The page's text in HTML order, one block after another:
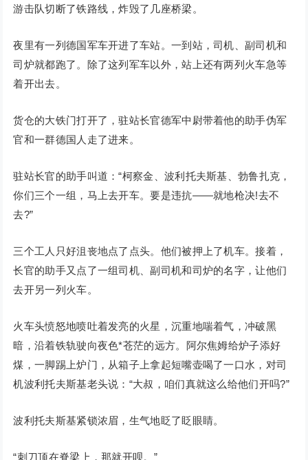
游击队切断了铁路线，炸毁了几座桥梁。
夜里有一列德国军车开进了车站。一到站，司机、副司机和
司炉就都跑了。除了这列军车以外，站上还有两列火车急等
着开出去。
货仓的大铁门打开了，驻站长官德军中尉带着他的助手伪军
官和一群德国人走了进来。
驻站长官的助手叫道：“柯察金、波利托夫斯基、勃鲁扎克，
你们三个一组，马上去开车。要是违抗——就地枪决!去不
去?”
三个工人只好沮丧地点了点头。他们被押上了机车。接着，
长官的助手又点了一组司机、副司机和司炉的名字，让他们
去开另一列火车。
火车头愤怒地喷吐着发亮的火星，沉重地喘着气，冲破黑
暗，沿着铁轨驶向夜色*苍茫的远方。阿尔焦姆给炉子添好
煤，一脚踢上炉门，从箱子上拿起短嘴壶喝了一口水，对司
机波利托夫斯基老头说：“大叔，咱们真就这么给他们开吗?”
波利托夫斯基紧锁浓眉，生气地眨了眨眼睛。
“刺刀顶在脊梁上，那就开呗。”